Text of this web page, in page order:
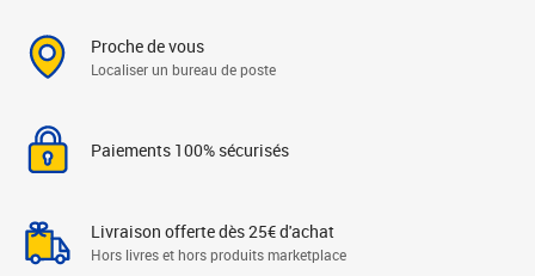
Proche de vous
Localiser un bureau de poste
Paiements 100% sécurisés
Livraison offerte dès 25€ d'achat
Hors livres et hors produits marketplace